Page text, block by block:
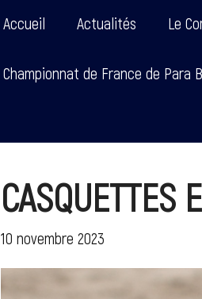
Accueil Actualités Le
Championnat de France de Para
CASQUETTES
10 novembre 2023